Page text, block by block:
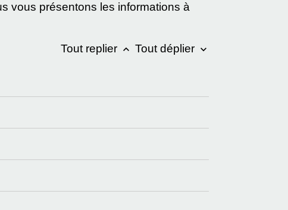
vous présentons les informations à
Tout replier keyboard_arrow_up Tout déplier keyboard_arrow_down